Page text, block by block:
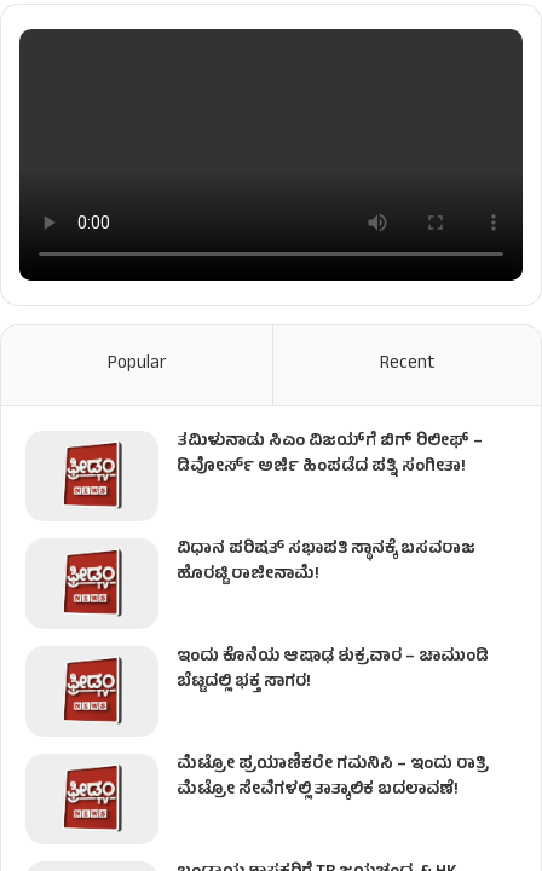
Popular Recent
ತಮಿಳುನಾಡು ಸಿಎಂ ವಿಜಯ್‌ಗೆ ಬಿಗ್ ರಿಲೀಫ್ –
ಡಿವೋರ್ಸ್ ಅರ್ಜಿ ಹಿಂಪಡೆದ ಪತ್ನಿ ಸಂಗೀತಾ!
ವಿಧಾನ ಪರಿಷತ್ ಸಭಾಪತಿ ಸ್ಥಾನಕ್ಕೆ ಬಸವರಾಜ
ಹೊರಟ್ಟಿ ರಾಜೀನಾಮೆ!
ಇಂದು ಕೊನೆಯ ಆಷಾಢ ಶುಕ್ರವಾರ – ಚಾಮುಂಡಿ
ಬೆಟ್ಟದಲ್ಲಿ ಭಕ್ತ ಸಾಗರ!
ಮೆಟ್ರೋ ಪ್ರಯಾಣಿಕರೇ ಗಮನಿಸಿ – ಇಂದು ರಾತ್ರಿ
ಮೆಟ್ರೋ ಸೇವೆಗಳಲ್ಲಿ ತಾತ್ಕಾಲಿಕ ಬದಲಾವಣೆ!